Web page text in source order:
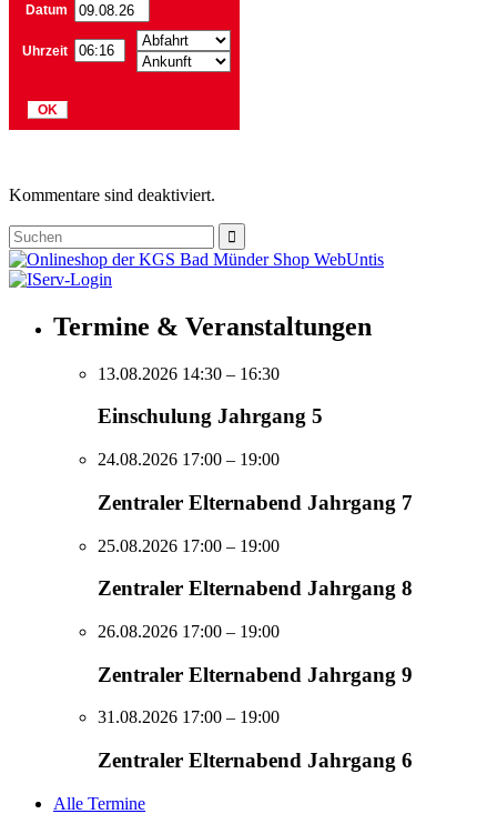
Datum
Uhrzeit
Kommentare sind deaktiviert.
Shop WebUntis
Termine & Veranstaltungen
13.08.2026 14:30 – 16:30
Einschulung Jahrgang 5
24.08.2026 17:00 – 19:00
Zentraler Elternabend Jahrgang 7
25.08.2026 17:00 – 19:00
Zentraler Elternabend Jahrgang 8
26.08.2026 17:00 – 19:00
Zentraler Elternabend Jahrgang 9
31.08.2026 17:00 – 19:00
Zentraler Elternabend Jahrgang 6
Alle Termine